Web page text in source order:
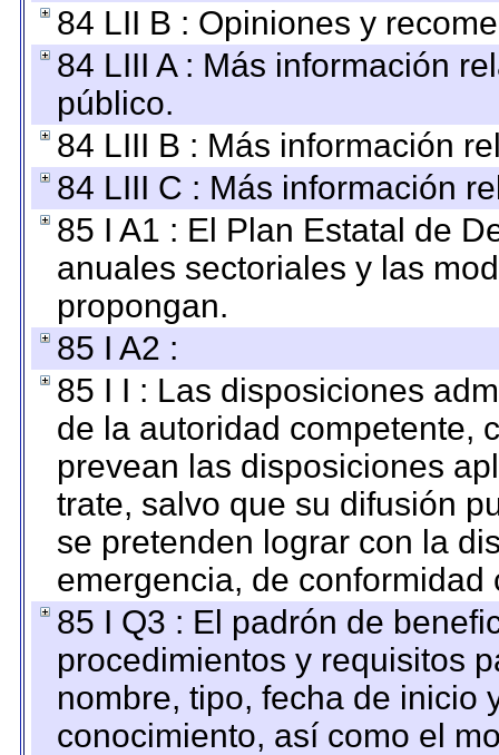
84 LII B : Opiniones y
84 LIII A : Más información
público.
84 LIII B : Más información
84 LIII C : Más información
85 I A1 : El Plan Estatal de
anuales sectoriales y las
propongan.
85 I A2 :
85 I I : Las disposiciones
de la autoridad competente,
prevean las disposiciones
trate, salvo que su difusión
se pretenden lograr con la
emergencia, de
85 I Q3 : El padrón de
procedimientos y requisitos
nombre, tipo, fecha de inicio
conocimiento, así como el